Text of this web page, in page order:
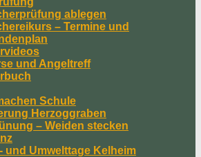
ablegen
– Termine und
und Angeltreff
Schule
Herzoggraben
– Weiden stecken
und Umwelttage Kelheim